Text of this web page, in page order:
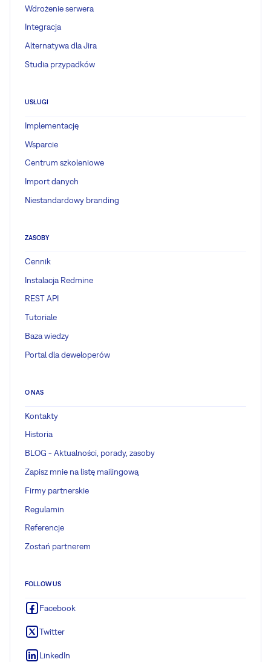
Wdrożenie serwera
Integracja
Alternatywa dla Jira
Studia przypadków
USŁUGI
Implementację
Wsparcie
Centrum szkoleniowe
Import danych
Niestandardowy branding
ZASOBY
Cennik
Instalacja Redmine
REST API
Tutoriale
Baza wiedzy
Portal dla deweloperów
O NAS
Kontakty
Historia
BLOG - Aktualności, porady, zasoby
Zapisz mnie na listę mailingową
Firmy partnerskie
Regulamin
Referencje
Zostań partnerem
FOLLOW US
Facebook
Twitter
LinkedIn